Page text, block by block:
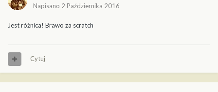
Napisano 2 Października 2016
Jest różnica! Brawo za scratch
Cytuj